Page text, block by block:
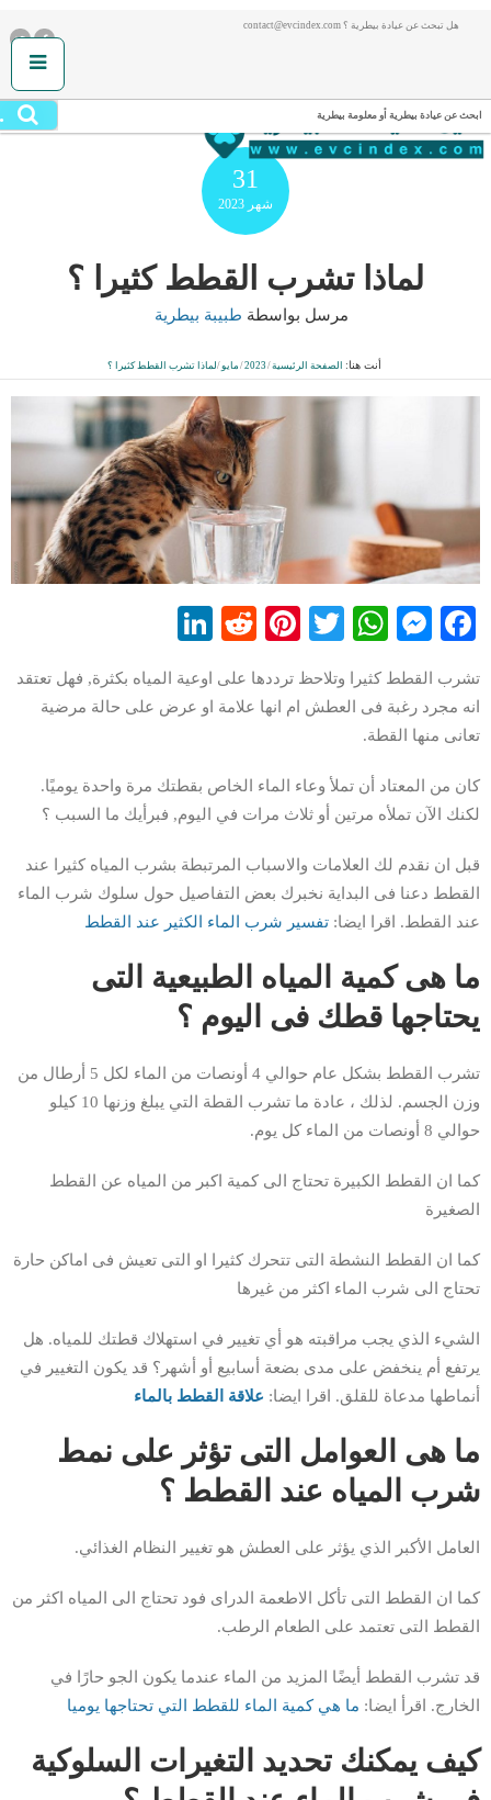
هل تبحث عن عيادة بيطرية ؟ contact@evcindex.com
ابحث عن عيادة بيطرية أو معلومة بيطرية
31
شهر 2023
لماذا تشرب القطط كثيرا ؟
مرسل بواسطة طبيبة بيطرية
أنت هنا: الصفحة الرئيسية/
2023
/ مايو/لماذا تشرب القطط كثيرا ؟
Facebook
Messenger
WhatsApp
Twitter
Pinterest
Reddit
تشرب القطط كثيرا وتلاحظ ترددها على اوعية المياه بكثرة, فهل تعتقد
انه مجرد رغبة فى العطش ام انها علامة او عرض على حالة مرضية
تعانى منها القطة.
كان من المعتاد أن تملأ وعاء الماء الخاص بقطتك مرة واحدة يوميًا.
لكنك الآن تملأه مرتين أو ثلاث مرات في اليوم, فبرأيك ما السبب ؟
قبل ان نقدم لك العلامات والاسباب المرتبطة بشرب المياه كثيرا عند
القطط دعنا فى البداية نخبرك بعض التفاصيل حول سلوك شرب الماء
عند القطط. اقرا ايضا: تفسير شرب الماء الكثير عند القطط
ما هى كمية المياه الطبيعية التى
يحتاجها قطك فى اليوم ؟
تشرب القطط بشكل عام حوالي 4 أونصات من الماء لكل 5 أرطال من
وزن الجسم. لذلك ، عادة ما تشرب القطة التي يبلغ وزنها 10 كيلو
حوالي 8 أونصات من الماء كل يوم.
كما ان القطط الكبيرة تحتاج الى كمية اكبر من المياه عن القطط
الصغيرة
كما ان القطط النشطة التى تتحرك كثيرا او التى تعيش فى اماكن حارة
تحتاج الى شرب الماء اكثر من غيرها
الشيء الذي يجب مراقبته هو أي تغيير في استهلاك قطتك للمياه. هل
يرتفع أم ينخفض ​​على مدى بضعة أسابيع أو أشهر؟ قد يكون التغيير في
أنماطها مدعاة للقلق. اقرا ايضا: علاقة القطط بالماء
ما هى العوامل التى تؤثر على نمط
شرب المياه عند القطط ؟
العامل الأكبر الذي يؤثر على العطش هو تغيير النظام الغذائي.
كما ان القطط التى تأكل الاطعمة الدراى فود تحتاج الى المياه اكثر من
القطط التى تعتمد على الطعام الرطب.
قد تشرب القطط أيضًا المزيد من الماء عندما يكون الجو حارًا في
الخارج. اقرأ ايضا: ما هي كمية الماء للقطط التي تحتاجها يوميا
كيف يمكنك تحديد التغيرات السلوكية